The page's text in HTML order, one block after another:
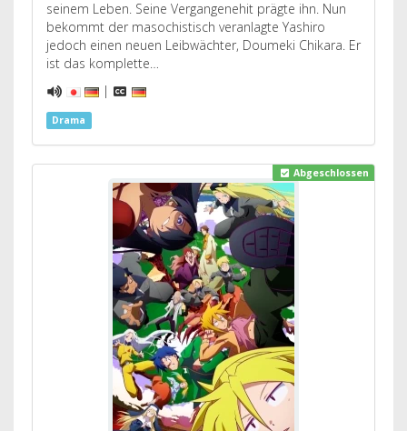
seinem Leben. Seine Vergangenehit prägte ihn. Nun
bekommt der masochistisch veranlagte Yashiro
jedoch einen neuen Leibwächter, Doumeki Chikara. Er
ist das komplette…
|
Drama
Abgeschlossen